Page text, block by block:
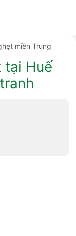
miền Trung
tại Huế